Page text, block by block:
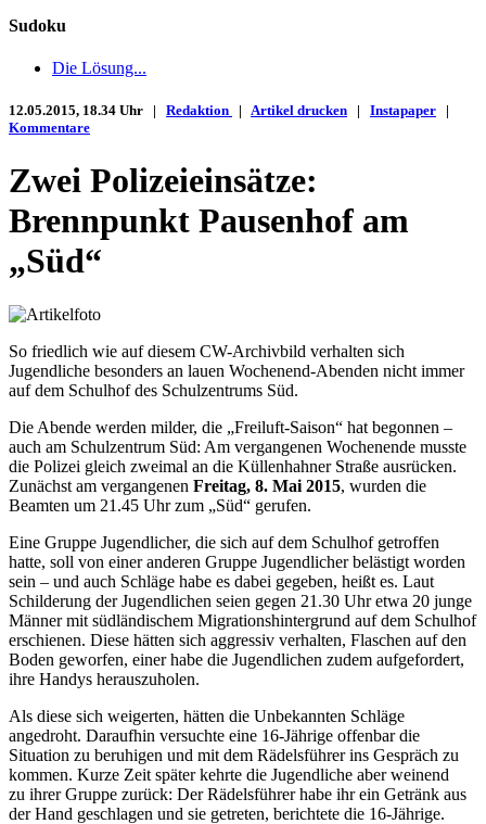
Sudoku
Die Lösung...
12.05.2015, 18.34 Uhr | Redaktion | Artikel drucken | Instapaper |
Kommentare
Zwei Polizeieinsätze:
Brennpunkt Pausenhof am
„Süd“
So friedlich wie auf diesem CW-Archivbild verhalten sich
Jugendliche besonders an lauen Wochenend-Abenden nicht immer
auf dem Schulhof des Schulzentrums Süd.
Die Abende werden milder, die „Freiluft-Saison“ hat begonnen –
auch am Schulzentrum Süd: Am vergangenen Wochenende musste
die Polizei gleich zweimal an die Küllenhahner Straße ausrücken.
Zunächst am vergangenen Freitag, 8. Mai 2015, wurden die
Beamten um 21.45 Uhr zum „Süd“ gerufen.
Eine Gruppe Jugendlicher, die sich auf dem Schulhof getroffen
hatte, soll von einer anderen Gruppe Jugendlicher belästigt worden
sein – und auch Schläge habe es dabei gegeben, heißt es. Laut
Schilderung der Jugendlichen seien gegen 21.30 Uhr etwa 20 junge
Männer mit südländischem Migrationshintergrund auf dem Schulhof
erschienen. Diese hätten sich aggressiv verhalten, Flaschen auf den
Boden geworfen, einer habe die Jugendlichen zudem aufgefordert,
ihre Handys herauszuholen.
Als diese sich weigerten, hätten die Unbekannten Schläge
angedroht. Daraufhin versuchte eine 16-Jährige offenbar die
Situation zu beruhigen und mit dem Rädelsführer ins Gespräch zu
kommen. Kurze Zeit später kehrte die Jugendliche aber weinend
zu ihrer Gruppe zurück: Der Rädelsführer habe ihr ein Getränk aus
der Hand geschlagen und sie getreten, berichtete die 16-Jährige.